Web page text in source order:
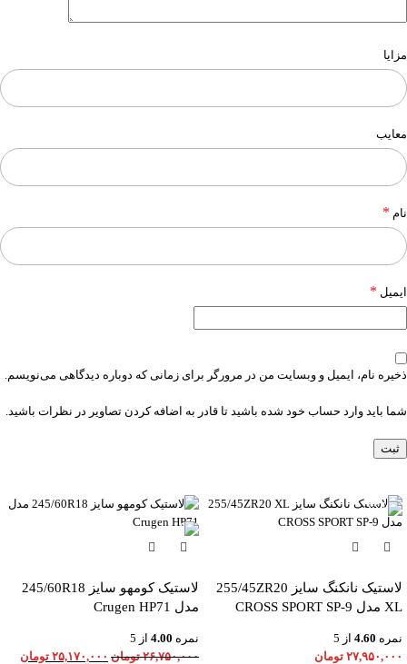
مزایا
معایب
نام *
ایمیل *
ذخیره نام، ایمیل و وبسایت من در مرورگر برای زمانی که دوباره دیدگاهی می‌نویسم.
شما باید وارد حساب خود شده باشید تا قادر به اضافه کردن تصاویر در نظرات باشید.
لاستیک نانکنگ سایز 255/45ZR20
XL مدل CROSS SPORT SP-9
نمره 4.60 از 5
۲۷,۹۵۰,۰۰۰ تومان
-6%
لاستیک کومهو سایز 245/60R18
مدل Crugen HP71
نمره 4.00 از 5
۲۶,۷۵۰,۰۰۰ تومان ۲۵,۱۷۰,۰۰۰ تومان